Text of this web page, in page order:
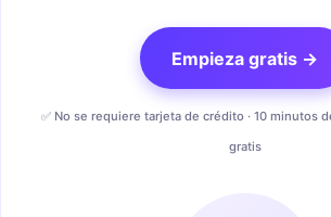
Empieza gratis →
✅ No se requiere tarjeta de crédito · 10 minutos
gratis